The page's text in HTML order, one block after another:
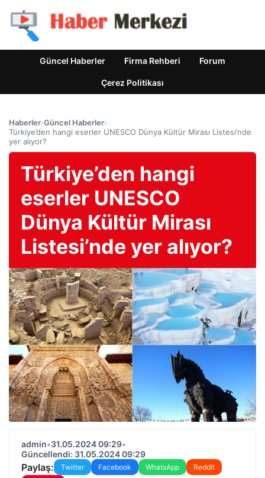
Güncel Haberler Firma Rehberi Forum
Çerez Politikası
Haberler›Güncel Haberler›
Türkiye’den hangi eserler UNESCO Dünya Kültür Mirası Listesi’nde
yer alıyor?
Türkiye’den hangi
eserler UNESCO
Dünya Kültür Mirası
Listesi’nde yer alıyor?
admin•31.05.2024 09:29•
Güncellendi: 31.05.2024 09:29
Paylaş: Twitter Facebook WhatsApp
Reddit